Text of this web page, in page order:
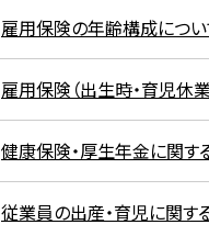
雇用保険の年齢構成につい
雇用保険（出生時・育児休
健康保険・厚生年金に関す
従業員の出産・育児に関す